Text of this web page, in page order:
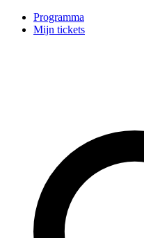
Programma
Mijn tickets